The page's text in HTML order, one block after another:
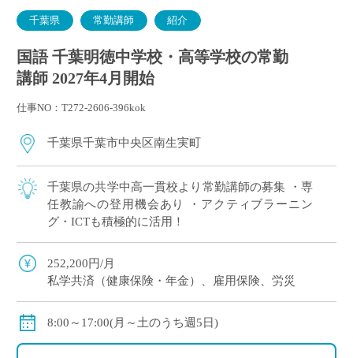
千葉県 常勤講師 紹介
国語 千葉明徳中学校・高等学校の常勤
講師 2027年4月開始
仕事NO：T272-2606-396kok
千葉県千葉市中央区南生実町
千葉県の共学中高一貫校より常勤講師の募集 ・専
任教諭への登用機会あり ・アクティブラーニン
グ・ICTも積極的に活用！
252,200円/月
私学共済（健康保険・年金）、雇用保険、労災
8:00～17:00(月～土のうち週5日)